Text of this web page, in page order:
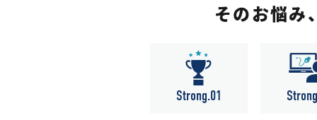
そのお悩み
Strong.01